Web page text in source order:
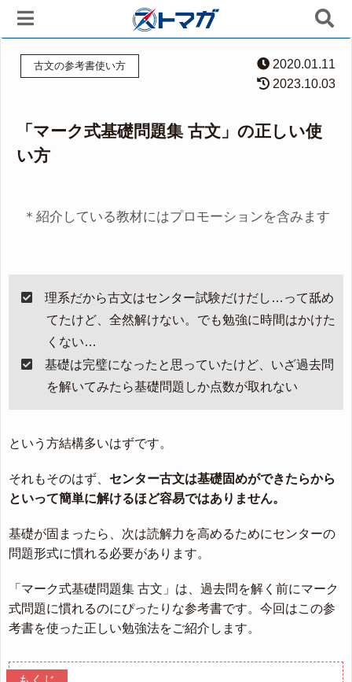
古文の参考書使い方
2020.01.11
2023.10.03
「マーク式基礎問題集 古文」の正しい使
い方
＊紹介している教材にはプロモーションを含みます
理系だから古文はセンター試験だけだし…って舐め
てたけど、全然解けない。でも勉強に時間はかけた
くない…
基礎は完璧になったと思っていたけど、いざ過去問
を解いてみたら基礎問題しか点数が取れない
という方結構多いはずです。
それもそのはず、 センター古文は基礎固めができたらから
といって簡単に解けるほど容易ではありません。
基礎が固まったら、次は読解力を高めるためにセンターの
問題形式に慣れる必要があります。
「マーク式基礎問題集 古文」は、過去問を解く前にマーク
式問題に慣れるのにぴったりな参考書です。今回はこの参
考書を使った正しい勉強法をご紹介します。